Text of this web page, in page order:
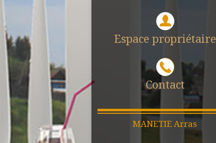
Espace propriétaire
Contact
MANETIE Arras